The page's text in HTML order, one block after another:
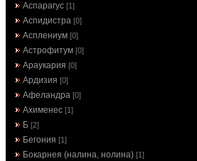
Аспарагус [1]
Аспидистра [0]
Асплениум [0]
Астрофитум [0]
Араукария [0]
Ардизия [0]
Афеландра [0]
Ахименес [1]
Б [2]
Бегония [1]
Бокарнея (налина, нолина) [1]